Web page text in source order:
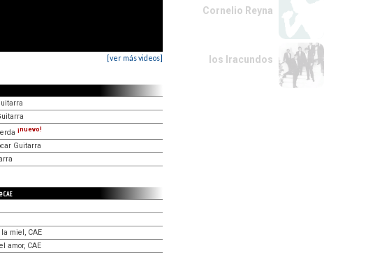
[ver más videos]
¡nuevo!
Guitarra
miel, CAE
amor, CAE
Cornelio Reyna
los Iracundos